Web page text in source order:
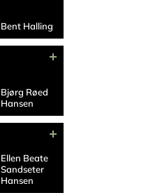
Bent Halling
Bjørg Røed
Hansen
Ellen Beate
Sandseter
Hansen